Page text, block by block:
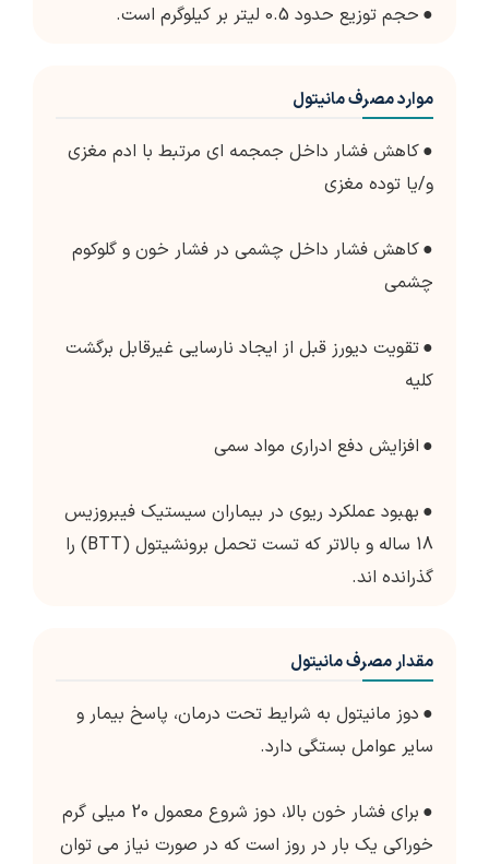
● حجم توزیع حدود 0.5 لیتر بر کیلوگرم است.
موارد مصرف مانیتول
●کاهش فشار داخل جمجمه ای مرتبط با ادم مغزی
و/یا توده مغزی
●کاهش فشار داخل چشمی در فشار خون و گلوکوم
چشمی
●تقویت دیورز قبل از ایجاد نارسایی غیرقابل برگشت
کلیه
● افزایش دفع ادراری مواد سمی
● بهبود عملکرد ریوی در بیماران سیستیک فیبروزیس
18 ساله و بالاتر که تست تحمل برونشیتول (BTT) را
گذرانده اند.
مقدار مصرف مانیتول
● دوز مانیتول به شرایط تحت درمان، پاسخ بیمار و
سایر عوامل بستگی دارد.
●
برای فشار خون بالا، دوز شروع معمول 20 میلی گرم
خوراکی یک بار در روز است که در صورت نیاز می توان